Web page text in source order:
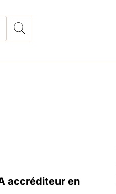
accréditeur en